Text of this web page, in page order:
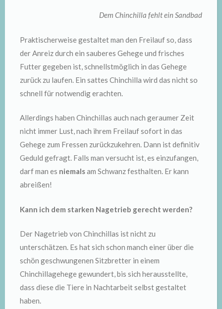
Dem Chinchilla fehlt ein Sandbad
Praktischerweise gestaltet man den Freilauf so, dass
der Anreiz durch ein sauberes Gehege und frisches
Futter gegeben ist, schnellstmöglich in das Gehege
zurück zu laufen. Ein sattes Chinchilla wird das nicht so
schnell für notwendig erachten.
Allerdings haben Chinchillas auch nach geraumer Zeit
nicht immer Lust, nach ihrem Freilauf sofort in das
Gehege zum Fressen zurückzukehren. Dann ist definitiv
Geduld gefragt. Falls man versucht ist, es einzufangen,
darf man es niemalsam Schwanz festhalten. Er kann
abreißen!
Kann ich dem starken Nagetrieb gerecht werden?
Der Nagetrieb von Chinchillas ist nicht zu
unterschätzen. Es hat sich schon manch einer über die
schön geschwungenen Sitzbretter in einem
Chinchillagehege gewundert, bis sich herausstellte,
dass diese die Tiere in Nachtarbeit selbst gestaltet
haben.